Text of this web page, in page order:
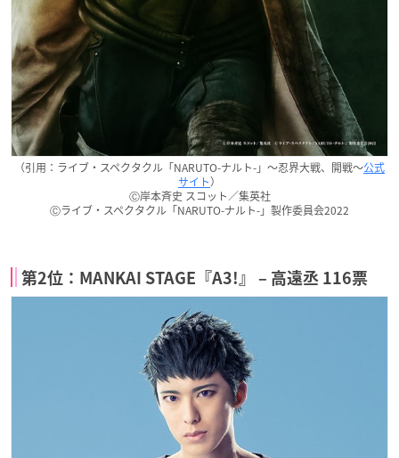
（引用：ライブ・スペクタクル「NARUTO-ナルト-」～忍界大戦、開戦～公式
サイト）
Ⓒ岸本斉史 スコット／集英社
Ⓒライブ・スペクタクル「NARUTO-ナルト-」製作委員会2022
第2位：MANKAI STAGE『A3!』 – 高遠丞 116票